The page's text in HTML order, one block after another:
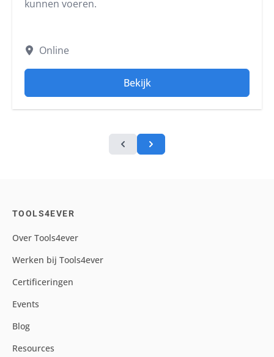
kunnen voeren.
Online
Bekijk
TOOLS4EVER
Over Tools4ever
Werken bij Tools4ever
Certificeringen
Events
Blog
Resources